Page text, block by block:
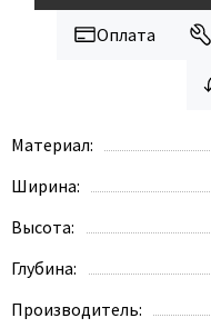
Оплата
Материал:
Ширина:
Высота:
Глубина:
Производитель: